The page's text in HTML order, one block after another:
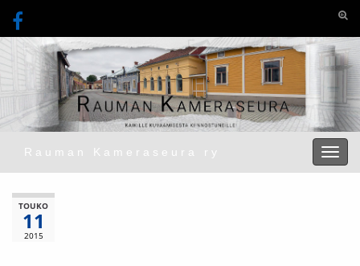
Rauman Kameraseura ry
TOUKO
11
2015